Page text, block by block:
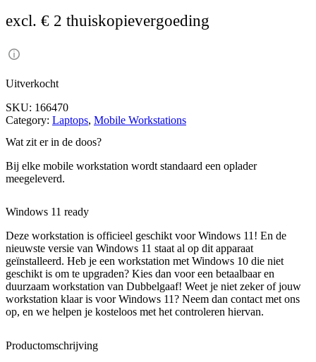
excl. € 2 thuiskopievergoeding
Uitverkocht
SKU: 166470
Category: Laptops, Mobile Workstations
Wat zit er in de doos?
Bij elke mobile workstation wordt standaard een oplader
meegeleverd.
Windows 11 ready
Deze workstation is officieel geschikt voor Windows 11! En de
nieuwste versie van Windows 11 staat al op dit apparaat
geïnstalleerd. Heb je een workstation met Windows 10 die niet
geschikt is om te upgraden? Kies dan voor een betaalbaar en
duurzaam workstation van Dubbelgaaf! Weet je niet zeker of jouw
workstation klaar is voor Windows 11? Neem dan contact met ons
op, en we helpen je kosteloos met het controleren hiervan.
Productomschrijving